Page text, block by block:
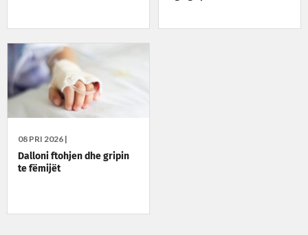
08 PRI 2026 |
Dalloni ftohjen dhe gripin
te fëmijët